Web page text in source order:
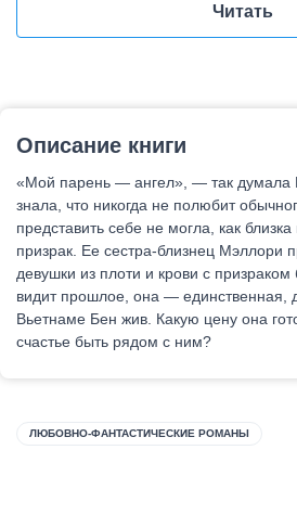
Читать
Описание книги
«Мой парень — ангел», — так думала
знала, что никогда не полюбит
представить себе не могла, как
призрак. Ее сестра-близнец Мэллори
девушки из плоти и крови с
видит прошлое, она — единственная,
Вьетнаме Бен жив. Какую цену она
счастье быть рядом с ним?
ЛЮБОВНО-ФАНТАСТИЧЕСКИЕ РОМАНЫ